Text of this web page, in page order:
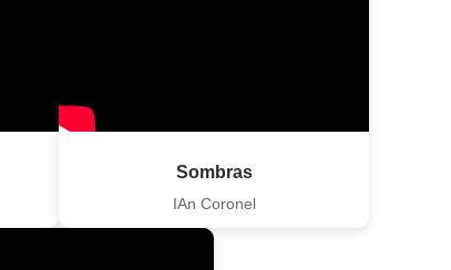
Sombras
IAn Coronel